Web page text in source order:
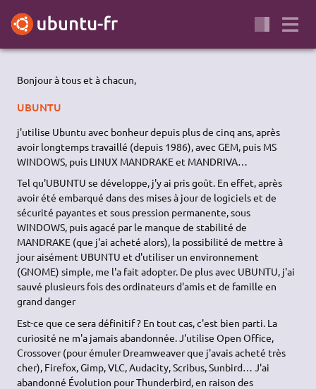
Bonjour à tous et à chacun,
UBUNTU
j'utilise Ubuntu avec bonheur depuis plus de cinq ans, après
avoir longtemps travaillé (depuis 1986), avec GEM, puis MS
WINDOWS, puis LINUX MANDRAKE et MANDRIVA…
Tel qu'UBUNTU se développe, j'y ai pris goût. En effet, après
avoir été embarqué dans des mises à jour de logiciels et de
sécurité payantes et sous pression permanente, sous
WINDOWS, puis agacé par le manque de stabilité de
MANDRAKE (que j'ai acheté alors), la possibilité de mettre à
jour aisément UBUNTU et d'utiliser un environnement
(GNOME) simple, me l'a fait adopter. De plus avec UBUNTU, j'ai
sauvé plusieurs fois des ordinateurs d'amis et de famille en
grand danger
Est-ce que ce sera définitif ? En tout cas, c'est bien parti. La
curiosité ne m'a jamais abandonnée. J'utilise Open Office,
Crossover (pour émuler Dreamweaver que j'avais acheté très
cher), Firefox, Gimp, VLC, Audacity, Scribus, Sunbird… J'ai
abandonné Évolution pour Thunderbird, en raison des